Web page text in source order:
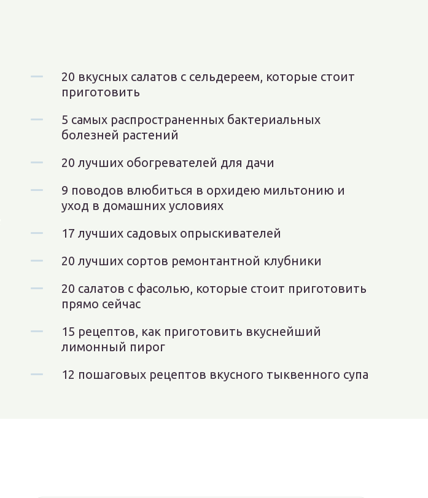
20 вкусных салатов с сельдереем, которые стоит
приготовить
5 самых распространенных бактериальных
болезней растений
20 лучших обогревателей для дачи
9 поводов влюбиться в орхидею мильтонию и
уход в домашних условиях
17 лучших садовых опрыскивателей
20 лучших сортов ремонтантной клубники
20 салатов с фасолью, которые стоит приготовить
прямо сейчас
15 рецептов, как приготовить вкуснейший
лимонный пирог
12 пошаговых рецептов вкусного тыквенного супа